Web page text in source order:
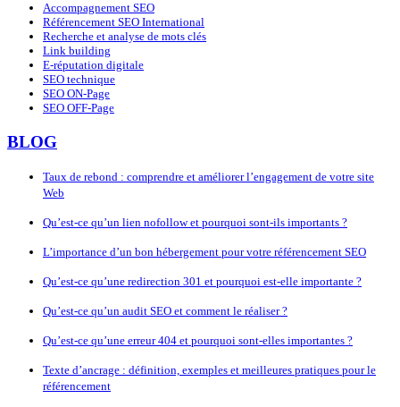
Accompagnement SEO
Référencement SEO International
Recherche et analyse de mots clés
Link building
E-réputation digitale
SEO technique
SEO ON-Page
SEO OFF-Page
BLOG
Taux de rebond : comprendre et améliorer l’engagement de votre site
Web
Qu’est-ce qu’un lien nofollow et pourquoi sont-ils importants ?
L’importance d’un bon hébergement pour votre référencement SEO
Qu’est-ce qu’une redirection 301 et pourquoi est-elle importante ?
Qu’est-ce qu’un audit SEO et comment le réaliser ?
Qu’est-ce qu’une erreur 404 et pourquoi sont-elles importantes ?
Texte d’ancrage : définition, exemples et meilleures pratiques pour le
référencement